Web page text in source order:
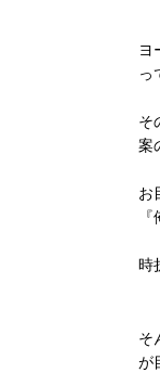
ヨ
っ
そ
案
お
時
そ
が